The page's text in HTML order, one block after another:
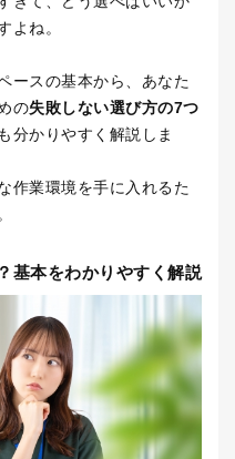
よね。
ースの基本から、あなた
の失敗しない選び方の7つ
分かりやすく解説しま
作業環境を手に入れるた
基本をわかりやすく解説